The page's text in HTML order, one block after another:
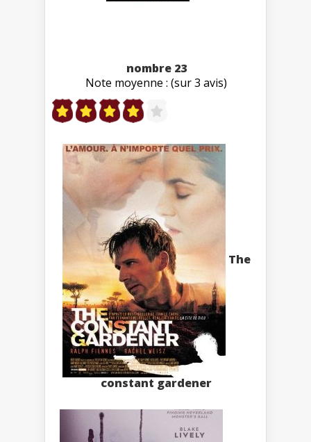
nombre 23
Note moyenne : (sur 3 avis)
The
constant gardener